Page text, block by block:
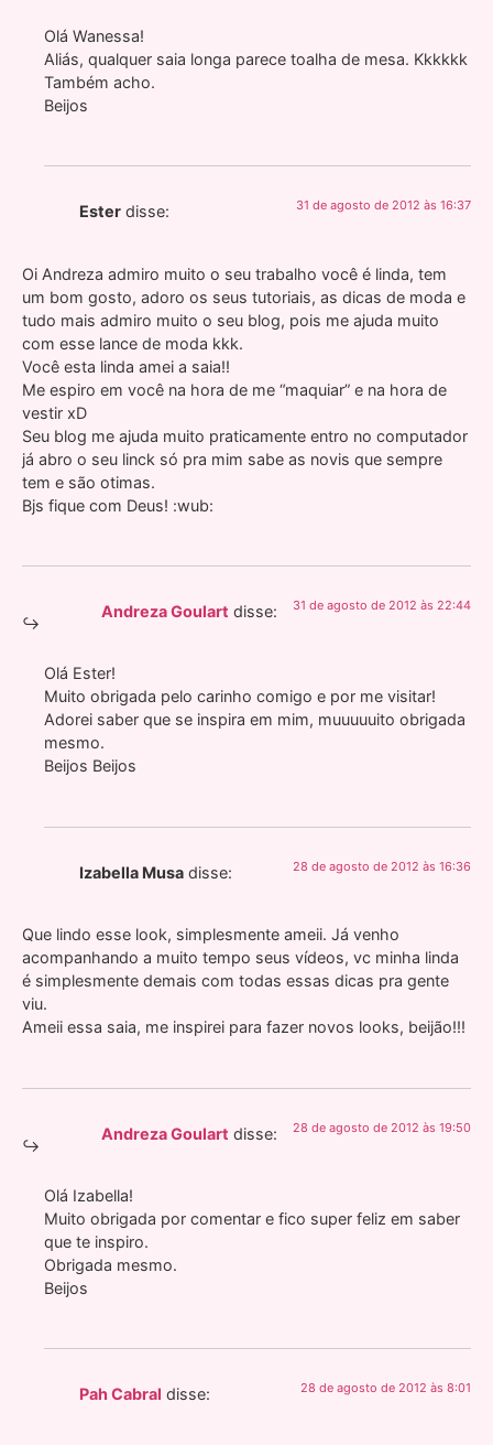
Olá Wanessa!
Aliás, qualquer saia longa parece toalha de mesa. Kkkkkk
Também acho.
Beijos
Ester disse: 31 de agosto de 2012 às 16:37
Oi Andreza admiro muito o seu trabalho você é linda, tem
um bom gosto, adoro os seus tutoriais, as dicas de moda e
tudo mais admiro muito o seu blog, pois me ajuda muito
com esse lance de moda kkk.
Você esta linda amei a saia!!
Me espiro em você na hora de me “maquiar” e na hora de
vestir xD
Seu blog me ajuda muito praticamente entro no computador
já abro o seu linck só pra mim sabe as novis que sempre
tem e são otimas.
Bjs fique com Deus! :wub:
Andreza Goulart disse: 31 de agosto de 2012 às 22:44
Olá Ester!
Muito obrigada pelo carinho comigo e por me visitar!
Adorei saber que se inspira em mim, muuuuuito obrigada
mesmo.
Beijos Beijos
Izabella Musa disse: 28 de agosto de 2012 às 16:36
Que lindo esse look, simplesmente ameii. Já venho
acompanhando a muito tempo seus vídeos, vc minha linda
é simplesmente demais com todas essas dicas pra gente
viu.
Ameii essa saia, me inspirei para fazer novos looks, beijão!!!
Andreza Goulart disse: 28 de agosto de 2012 às 19:50
Olá Izabella!
Muito obrigada por comentar e fico super feliz em saber
que te inspiro.
Obrigada mesmo.
Beijos
Pah Cabral disse: 28 de agosto de 2012 às 8:01